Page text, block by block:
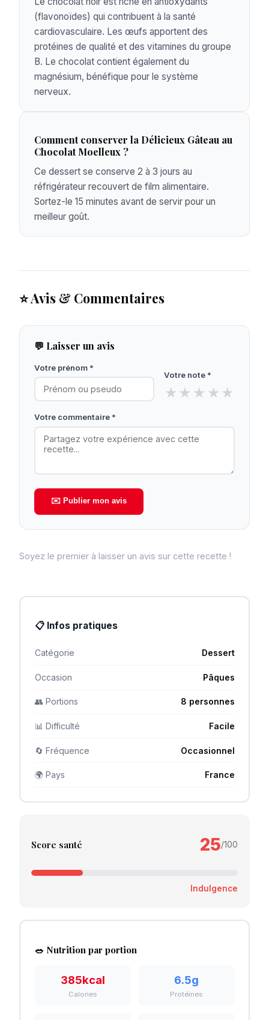
(flavonoïdes) qui contribuent à la santé
cardiovasculaire. Les œufs apportent des
protéines de qualité et des vitamines du groupe
B. Le chocolat contient également du
magnésium, bénéfique pour le système
nerveux.
Comment conserver la Délicieux Gâteau au
Chocolat Moelleux ?
Ce dessert se conserve 2 à 3 jours au
réfrigérateur recouvert de film alimentaire.
Sortez-le 15 minutes avant de servir pour un
meilleur goût.
⭐ Avis & Commentaires
💬 Laisser un avis
Votre prénom *
Votre note *
★ ★ ★ ★ ★
Votre commentaire *
✉️ Publier mon avis
Soyez le premier à laisser un avis sur cette recette !
📋 Infos pratiques
Catégorie Dessert
Occasion Pâques
👥 Portions 8 personnes
📊 Difficulté Facile
🔄 Fréquence Occasionnel
🌍 Pays France
Score santé 25/100
Indulgence
🥗 Nutrition par portion
385kcal
Calories
6.5g
Protéines